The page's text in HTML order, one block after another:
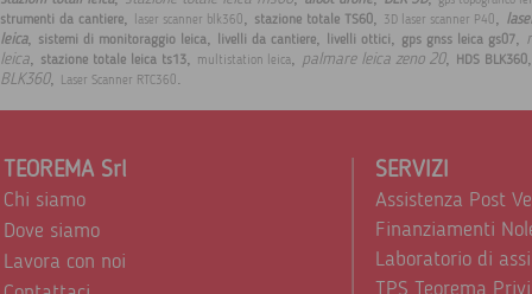
strumenti da cantiere, laser scanner blk360, stazione totale TS60, 3D laser scanner P40,
leica, sistemi di monitoraggio leica, livelli da cantiere, livelli ottici, gps gnss leica gs07,
leica, stazione totale leica ts13, multistation leica, palmare leica zeno 20, HDS BLK360
BLK360, Laser Scanner RTC360.
TEOREMA Srl
Chi siamo
Dove siamo
Lavora con noi
SERVIZI
Assistenza Post
Finanziamenti
Laboratorio di
TPS Teorema